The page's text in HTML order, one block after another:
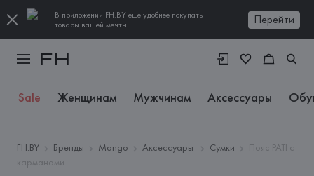
В приложении FH.BY еще удобнее покупать
товары вашей мечты
Перейти
Sale Женщинам Мужчинам Аксессуары
FH.BY Бренды Mango Аксессуары Сумки
Пояс PATI с
карманами